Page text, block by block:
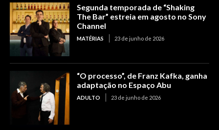
Segunda temporada de “Shaking
The Bar” estreia em agosto no Sony
Channel
MATÉRIAS 23 de junho de 2026
“O processo”, de Franz Kafka, ganha
adaptação no Espaço Abu
ADULTO 23 de junho de 2026